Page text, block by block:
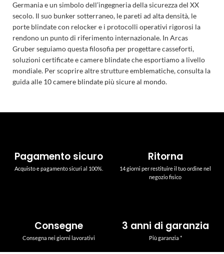
Germania e un simbolo dell’ingegneria della sicurezza del XX
secolo. Il suo bunker sotterraneo, le pareti ad alta densità, le
porte blindate con relocker e i protocolli operativi rigorosi la
rendono un punto di riferimento internazionale. In Arcas
Gruber seguiamo questa filosofia per progettare casseforti,
soluzioni certificate e camere blindate che esportiamo a livello
mondiale. Per scoprire altre strutture emblematiche, consulta la
guida alle 10 camere blindate più sicure al mondo.
Pagamento sicuro
Acquisto e pagamento sicuri al 100%.
Ritorna
14 giorni per restituire il tuo ordine nel
negozio fisico
Consegne
Consegna nei giorni lavorativi
3 anni di garanzia
Più garanzia *